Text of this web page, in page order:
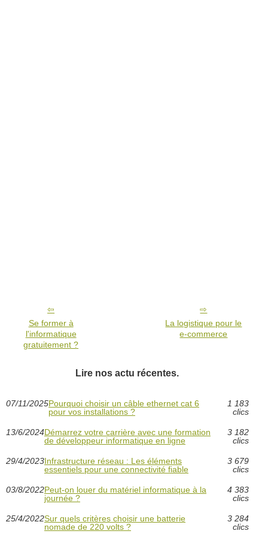
Se former à
l'informatique
gratuitement ?
La logistique pour le
e-commerce
Lire nos actu récentes.
07/11/2025Pourquoi choisir un câble ethernet cat 6
pour vos installations ?
1 183
clics
13/6/2024Démarrez votre carrière avec une formation
de développeur informatique en ligne
3 182
clics
29/4/2023Infrastructure réseau : Les éléments
essentiels pour une connectivité fiable
3 679
clics
03/8/2022Peut-on louer du matériel informatique à la
journée ?
4 383
clics
25/4/2022Sur quels critères choisir une batterie
nomade de 220 volts ?
3 284
clics